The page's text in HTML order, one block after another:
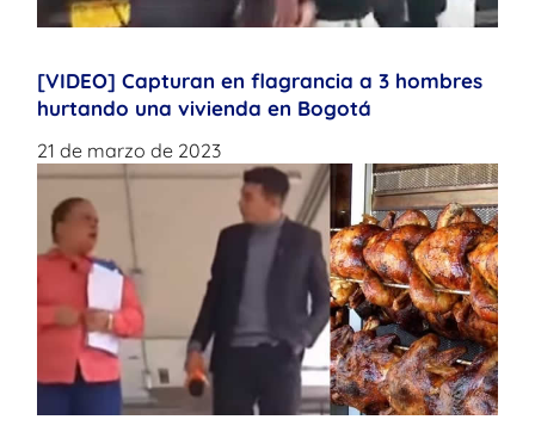
[VIDEO] Capturan en flagrancia a 3 hombres
hurtando una vivienda en Bogotá
21 de marzo de 2023